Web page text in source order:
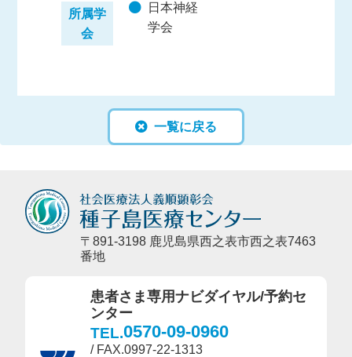
所属学
会
日本神経
学会
一覧に戻る
〒891-3198 鹿児島県西之表市西之表7463
番地
患者さま専用ナビダイヤル/予約セ
ンター
TEL.0570-09-0960
/ FAX.0997-22-1313